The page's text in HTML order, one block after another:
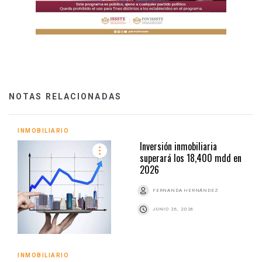
NOTAS RELACIONADAS
INMOBILIARIO
Inversión inmobiliaria
superará los 18,400 mdd en
2026
FERNANDA HERNÁNDEZ
JUNIO 26, 2026
INMOBILIARIO